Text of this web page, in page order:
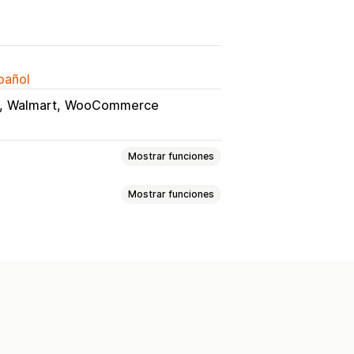
Walmart WooCommerce
Mostrar funciones
Mostrar funciones